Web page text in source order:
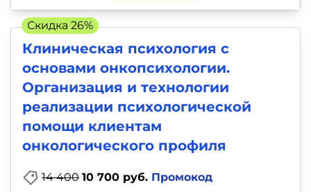
Клиническая психология с
основами онкопсихологии.
Организация и технологии
реализации психологической
помощи клиентам
онкологического профиля
14 400 10 700 руб. Промокод
Скидка 26%